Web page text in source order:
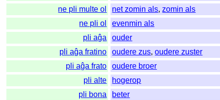
ne pli multe ol
net zomin als,zomin als
ne pli ol
evenmin als
pli aĝa
ouder
pli aĝa fratino
oudere zus,oudere zuster
pli aĝa frato
oudere broer
pli alte
hogerop
pli bona
beter